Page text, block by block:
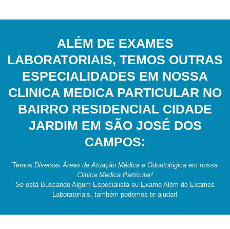
ALÉM DE EXAMES
LABORATORIAIS, TEMOS OUTRAS
ESPECIALIDADES EM NOSSA
CLINICA MEDICA PARTICULAR NO
BAIRRO RESIDENCIAL CIDADE
JARDIM EM SÃO JOSÉ DOS
CAMPOS:
Temos Diversas Áreas de Atuação Médica e Odontológica em nossa
Clinica Medica Particular!
Se está Buscando Algum Especialista ou Exame Além de Exames
Laboratoriais, também podemos te ajudar!